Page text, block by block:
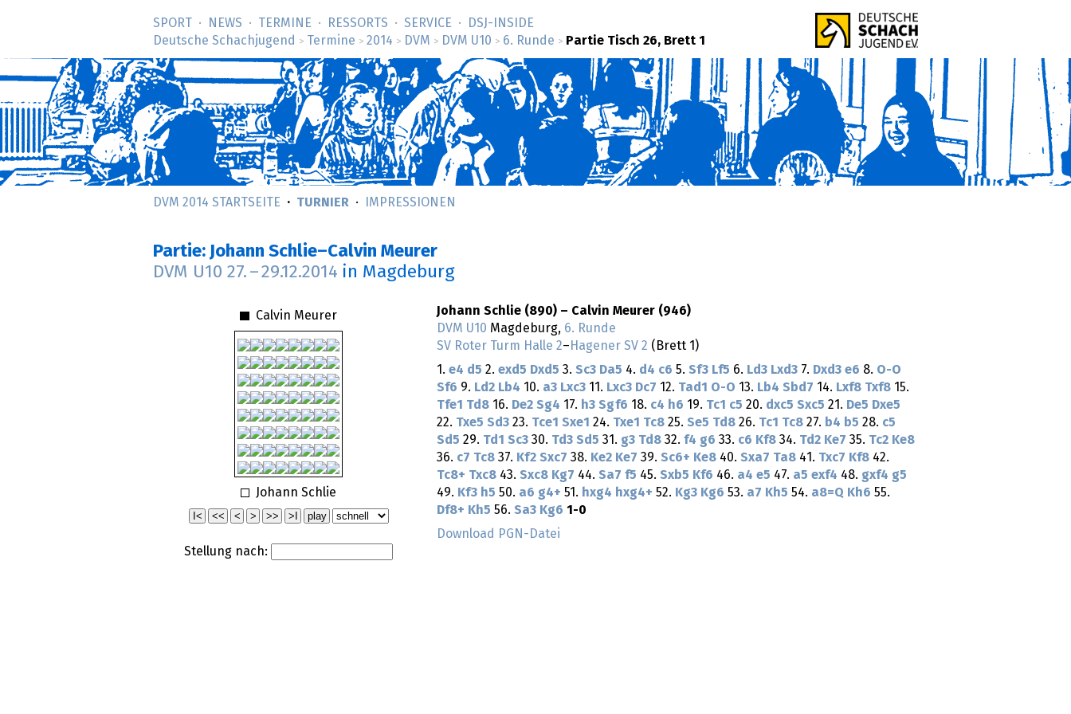
SPORT NEWS TERMINE RESSORTS SERVICE
DSJ-­INSIDE
Deutsche Schachjugend
> Termine > 2014 > DVM > DVM U10 > 6. Runde > Partie Tisch 26, Brett 1
DVM 2014 STARTSEITE TURNIER IMPRESSIONEN
Partie: Johann Schlie–Calvin Meurer
DVM U10 27. –29.12.2014 in Magdeburg
Calvin Meurer
Johann Schlie
Stellung nach:
Johann Schlie (890) – Calvin Meurer (946)
DVM U10 Magdeburg, 6. Runde
SV Roter Turm Halle 2– Hagener SV 2 (Brett 1)
1. e4 d5 2. exd5 Dxd5 3. Sc3 Da5 4. d4 c6 5. Sf3 Lf5 6. Ld3 Lxd3 7. Dxd3 e6 8. O-O
Sf6 9. Ld2 Lb4 10. a3 Lxc3 11. Lxc3 Dc7 12. Tad1 O-O 13. Lb4 Sbd7 14. Lxf8 Txf8 15.
Tfe1 Td8 16. De2 Sg4 17. h3 Sgf6 18. c4 h6 19. Tc1 c5 20. dxc5 Sxc5 21. De5 Dxe5
22. Txe5 Sd3 23. Tce1 Sxe1 24. Txe1 Tc8 25. Se5 Td8 26. Tc1 Tc8 27. b4 b5 28. c5
Sd5 29. Td1 Sc3 30. Td3 Sd5 31. g3 Td8 32. f4 g6 33. c6 Kf8 34. Td2 Ke7 35. Tc2 Ke8
36. c7 Tc8 37. Kf2 Sxc7 38. Ke2 Ke7 39. Sc6+ Ke8 40. Sxa7 Ta8 41. Txc7 Kf8 42.
Tc8+ Txc8 43. Sxc8 Kg7 44. Sa7 f5 45. Sxb5 Kf6 46. a4 e5 47. a5 exf4 48. gxf4 g5
49. Kf3 h5 50. a6 g4+ 51. hxg4 hxg4+ 52. Kg3 Kg6 53. a7 Kh5 54. a8=Q Kh6 55.
Df8+ Kh5 56. Sa3 Kg6 1-0
Download PGN-Datei